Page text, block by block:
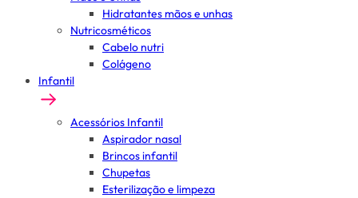
Hidratantes mãos e unhas
Nutricosméticos
Cabelo nutri
Colágeno
Infantil
Acessórios Infantil
Aspirador nasal
Brincos infantil
Chupetas
Esterilização e limpeza